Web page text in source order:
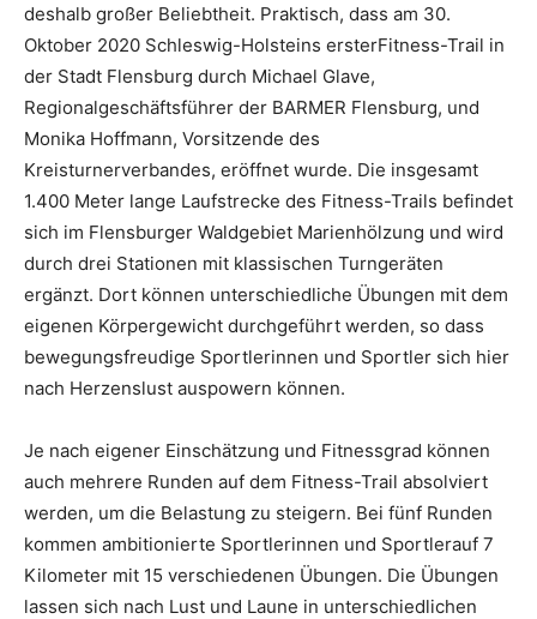
deshalb großer Beliebtheit. Praktisch, dass am 30.
Oktober 2020 Schleswig-Holsteins ersterFitness-Trail in
der Stadt Flensburg durch Michael Glave,
Regionalgeschäftsführer der BARMER Flensburg, und
Monika Hoffmann, Vorsitzende des
Kreisturnerverbandes, eröffnet wurde. Die insgesamt
1.400 Meter lange Laufstrecke des Fitness-Trails befindet
sich im Flensburger Waldgebiet Marienhölzung und wird
durch drei Stationen mit klassischen Turngeräten
ergänzt. Dort können unterschiedliche Übungen mit dem
eigenen Körpergewicht durchgeführt werden, so dass
bewegungsfreudige Sportlerinnen und Sportler sich hier
nach Herzenslust auspowern können.
Je nach eigener Einschätzung und Fitnessgrad können
auch mehrere Runden auf dem Fitness-Trail absolviert
werden, um die Belastung zu steigern. Bei fünf Runden
kommen ambitionierte Sportlerinnen und Sportlerauf 7
Kilometer mit 15 verschiedenen Übungen. Die Übungen
lassen sich nach Lust und Laune in unterschiedlichen